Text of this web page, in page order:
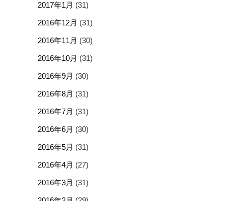
2017年1月 (31)
2016年12月 (31)
2016年11月 (30)
2016年10月 (31)
2016年9月 (30)
2016年8月 (31)
2016年7月 (31)
2016年6月 (30)
2016年5月 (31)
2016年4月 (27)
2016年3月 (31)